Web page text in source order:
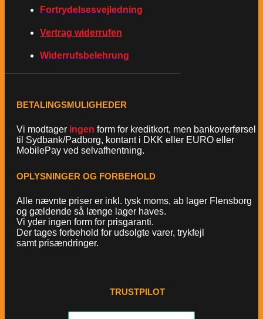
Fortrydelsesvejledning
Vertrag widerrufen
Widerrufsbelehrung
BETALINGSMULIGHEDER
Vi modtager ingen form for kreditkort, men bankoverførsel
til Sydbank/Padborg, kontant i DKK eller EURO eller
MobilePay ved selvafhentning.
OPLYSNINGER OG FORBEHOLD
Alle nævnte priser er inkl. tysk moms, ab lager Flensborg
og gældende så længe lager haves.
Vi yder ingen form for prisgaranti.
Der tages forbehold for udsolgte varer, trykfejl
samt prisændringer.
TRUSTPILOT